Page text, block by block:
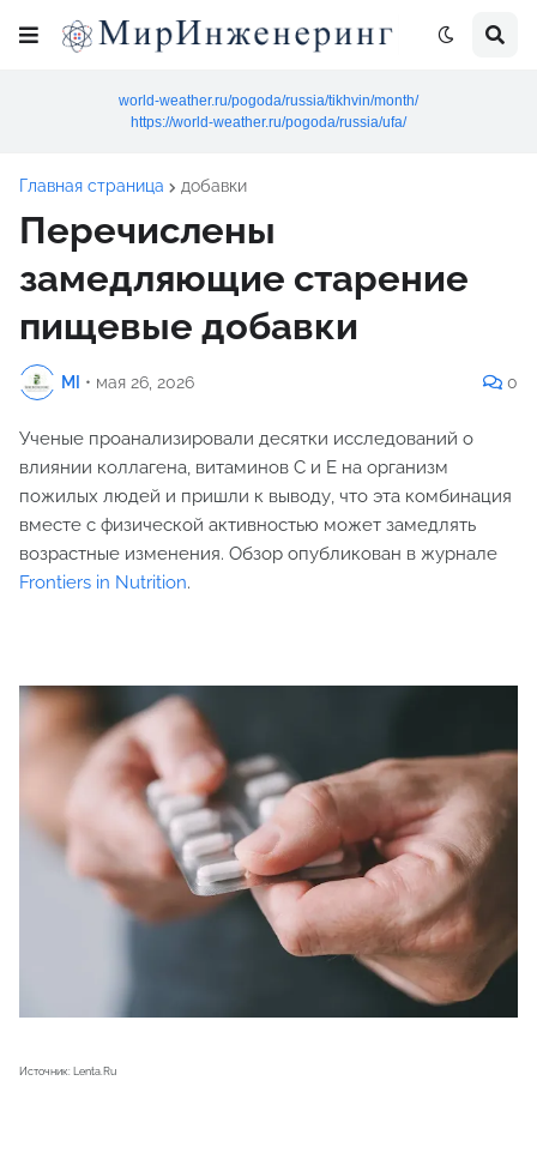
world-weather.ru/pogoda/russia/tikhvin/month/
https://world-weather.ru/pogoda/russia/ufa/
Главная страница добавки
Перечислены
замедляющие старение
пищевые добавки
MI • мая 26, 2026 0
Ученые проанализировали десятки исследований о
влиянии коллагена, витаминов C и E на организм
пожилых людей и пришли к выводу, что эта комбинация
вместе с физической активностью может замедлять
возрастные изменения. Обзор опубликован в журнале
Frontiers in Nutrition.
Источник: Lenta.Ru